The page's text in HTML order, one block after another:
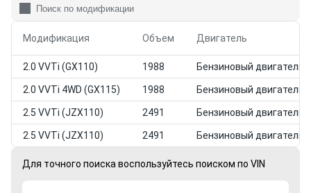
Модификация Объем Двигатель
2.0 VVTi (GX110) 1988 Бензиновый двигатель
2.0 VVTi 4WD (GX115) 1988 Бензиновый двигатель
2.5 VVTi (JZX110) 2491 Бензиновый двигатель
2.5 VVTi (JZX110) 2491 Бензиновый двигатель
Для точного поиска воспользуйтесь поиском по VIN